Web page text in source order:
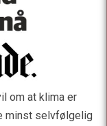
om at klima er
minst selvfølgelig